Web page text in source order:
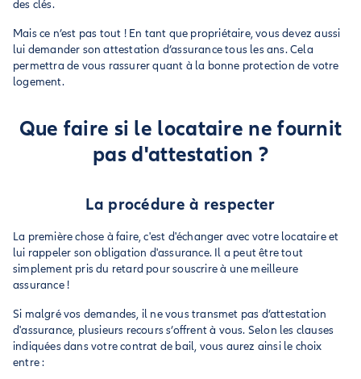
des clés.
Mais ce n’est pas tout ! En tant que propriétaire, vous devez aussi
lui demander son attestation d’assurance tous les ans. Cela
permettra de vous rassurer quant à la bonne protection de votre
logement.
Que faire si le locataire ne fournit
pas d'attestation ?
La procédure à respecter
La première chose à faire, c'est d'échanger avec votre locataire et
lui rappeler son obligation d'assurance. Il a peut être tout
simplement pris du retard pour souscrire à une meilleure
assurance !
Si malgré vos demandes, il ne vous transmet pas d’attestation
d'assurance, plusieurs recours s’offrent à vous. Selon les clauses
indiquées dans votre contrat de bail, vous aurez ainsi le choix
entre :